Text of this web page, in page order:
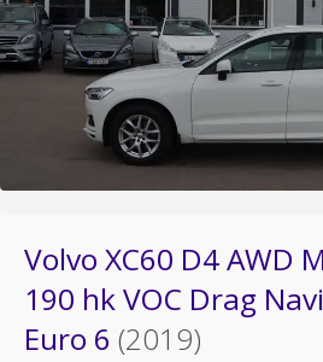
Volvo XC60 D4 AWD
190 hk VOC Drag
Euro 6 (2019)